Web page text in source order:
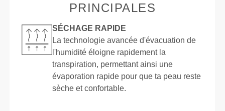
PRINCIPALES
SÉCHAGE RAPIDE
La technologie avancée d'évacuation de
l'humidité éloigne rapidement la
transpiration, permettant ainsi une
évaporation rapide pour que ta peau reste
sèche et confortable.